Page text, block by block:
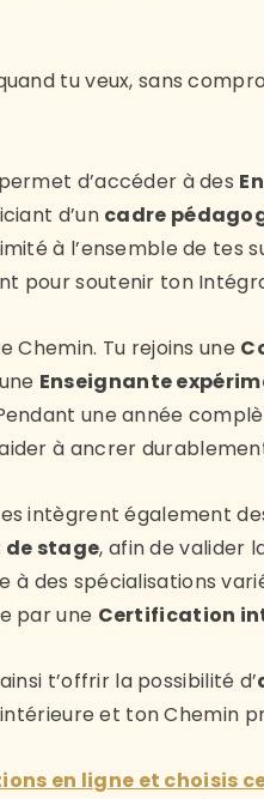
tu veux, sans
d’accéder à des
d’un cadre
à l’ensemble de tes
pour soutenir ton
Chemin. Tu rejoins une
Enseignante
une année
à ancrer
intègrent également
de stage, afin de valider
à des spécialisations
par une Certification
t’offrir la possibilité d’
et ton Chemin
en ligne et choisis